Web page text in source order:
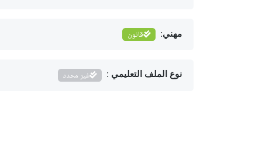
مهني: قانون
نوع الملف التعليمي : غير محدد